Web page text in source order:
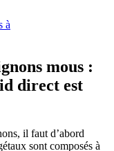
à
mous :
direct est
il faut d’abord
sont composés à